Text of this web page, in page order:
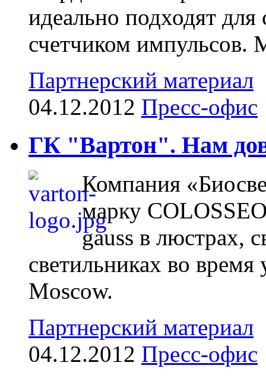
идеально подходят
счетчиком импульсов.
Партнерский материал
04.12.2012 Пресс-офис
ГК "Вартон". Нам
Компания
марку
gauss в люстрах,
светильниках во
Moscow.
Партнерский материал
04.12.2012 Пресс-офис